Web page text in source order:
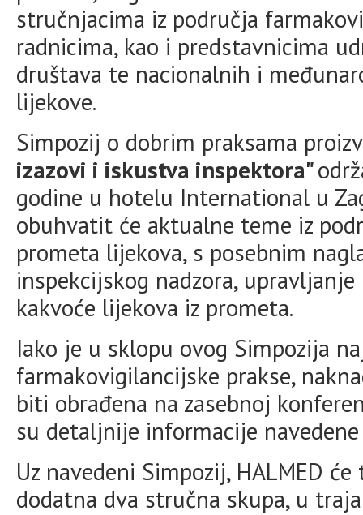
stručnjacima iz područja
radnicima, kao i predstavnicima
društava te nacionalnih i
lijekove.
Simpozij o dobrim praksama
izazovi i iskustva inspektora"
godine u hotelu International u
obuhvatit će aktualne teme iz
prometa lijekova, s posebnim
inspekcijskog nadzora,
kakvoće lijekova iz prometa.
Iako je u sklopu ovog Simpozija
farmakovigilancijske prakse,
biti obrađena na zasebnoj
su detaljnije informacije navedene
Uz navedeni Simpozij, HALMED
dodatna dva stručna skupa, u